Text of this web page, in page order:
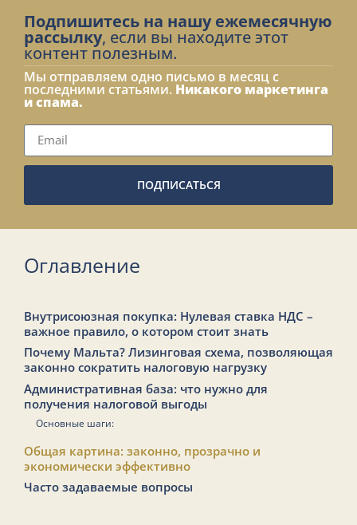
Подпишитесь на нашу ежемесячную
рассылку, если вы находите этот
контент полезным.
Мы отправляем одно письмо в месяц с
последними статьями. Никакого маркетинга
и спама.
ПОДПИСАТЬСЯ
Оглавление
Внутрисоюзная покупка: Нулевая ставка НДС –
важное правило, о котором стоит знать
Почему Мальта? Лизинговая схема, позволяющая
законно сократить налоговую нагрузку
Административная база: что нужно для
получения налоговой выгоды
Основные шаги:
Общая картина: законно, прозрачно и
экономически эффективно
Часто задаваемые вопросы